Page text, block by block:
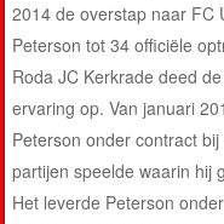
2014 de overstap naar FC
Peterson tot 34 officiële
Roda JC Kerkrade deed
ervaring op. Van januari
Peterson onder contract
partijen speelde waarin hij
Het leverde Peterson